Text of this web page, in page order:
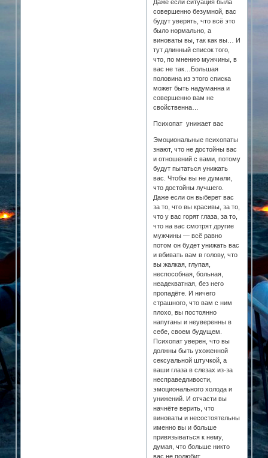
Даже если ситуация была
совершенно безумной, вас
будут уверять, что всё это
было нормально, а
виноваты вы, так как вы… И
тут длинный список того,
что, по мнению мужчины, в
вас не так…Большая
половина из этого списка
может быть надуманна и
совершенно вам не
свойственна…
Психопат унижает вас
Эмоциональные психопаты
знают, что не достойны вас
и отношений с вами, потому
будут пытаться унижать
вас. Чтобы вы не думали,
что достойны лучшего.
Даже если он выберет вас
за то, что вы красивы, за то,
что у вас горят глаза, за то,
что на вас смотрят другие
мужчины — всё равно
потом он будет унижать вас
и вбивать вам в голову, что
вы жалкая, глупая,
неспособная, больная,
неадекватная, без него
пропадёте. И ничего
страшного, что вам с ним
плохо, вы постоянно
напуганы и неуверенны в
себе, своем будущем.
Психопат уверен, что вы
должны быть ухоженной
сексуальной штучкой, а
ваши глаза в слезах из-за
несправедливости,
эмоционального холода и
унижений. И отчасти вы
начнёте верить, что
виноваты и несостоятельны
именно вы и больше
привязываться к нему,
думая, что больше никто
вас не полюбит.